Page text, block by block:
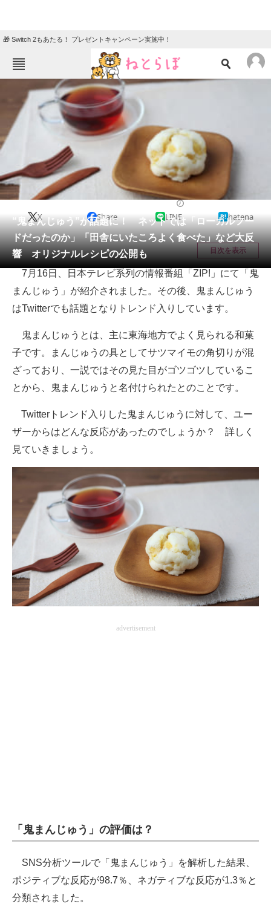
🎁 Switch 2もあたる！ プレゼントキャンペーン実施中！
ねとらぼメニュー
ニュース
エンタメ クイズ
地域
住まい 教育・育児
動物 リサーチ
会員記事
メディア
注目記事を集めた総合ページ
ITの今と未来を見通す
進化するPCとデバイスの未来
好きが集まる 比べて選べる
AI活用のいまが分かる
企業ITのトレンドを詳説
経営リーダーのコミュニティ
マーケ×ITの今がよく分かる
ITエンジニア向け専門サイト
企業向けIT製品の総合サイト
IT製品の技術・比較・事例
製造業のIT導入・活用を支援
“鬼まんじゅう”が話題に！ ネットでは「ローカルフー
ドだったのか」「田舎にいたころよく食べた」など大反
響 オリジナルレシピの公開も
X Share LINE hatena
目次を表示
7月16日、日本テレビ系列の情報番組「ZIP!」にて「鬼
まんじゅう」が紹介されました。その後、鬼まんじゅう
はTwitterでも話題となりトレンド入りしています。
鬼まんじゅうとは、主に東海地方でよく見られる和菓
子です。まんじゅうの具としてサツマイモの角切りが混
ざっており、一説ではその見た目がゴツゴツしているこ
とから、鬼まんじゅうと名付けられたとのことです。
Twitterトレンド入りした鬼まんじゅうに対して、ユー
ザーからはどんな反応があったのでしょうか？ 詳しく
見ていきましょう。
advertisement
「鬼まんじゅう」の評価は？
SNS分析ツールで「鬼まんじゅう」を解析した結果、
ポジティブな反応が98.7％、ネガティブな反応が1.3％と
分類されました。